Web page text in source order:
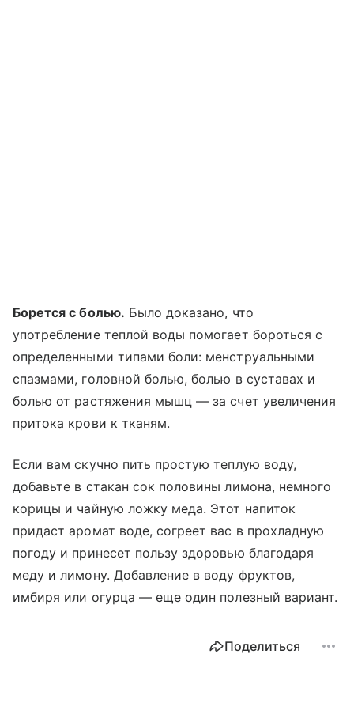
Борется с болью. Было доказано, что
употребление теплой воды помогает бороться с
определенными типами боли: менструальными
спазмами, головной болью, болью в суставах и
болью от растяжения мышц — за счет увеличения
притока крови к тканям.
Если вам скучно пить простую теплую воду,
добавьте в стакан сок половины лимона, немного
корицы и чайную ложку меда. Этот напиток
придаст аромат воде, согреет вас в прохладную
погоду и принесет пользу здоровью благодаря
меду и лимону. Добавление в воду фруктов,
имбиря или огурца — еще один полезный вариант.
Поделиться